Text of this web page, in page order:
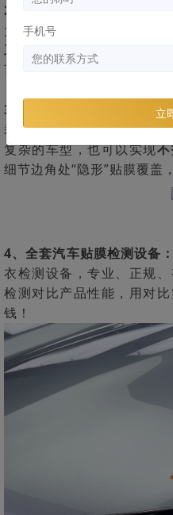
2、施工环境必须确保干净
大，能够容纳多辆车同时施
工龄9年，对待每一台车都
百万、上千万豪车，服务车
3、专车专用3D裁膜：
无
裁膜划伤风险！数据库覆
复杂的车型，也可以实现
细节边角处“隐形”贴膜覆盖
4、全套汽车贴膜检测设备：
衣检测设备，专业、正规、
检测对比产品性能，用对
钱！
手机号
立